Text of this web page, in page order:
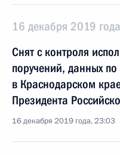
16 декабря 2019
Снят с контроля
поручений, данных
в Краснодарском
Президента
16 декабря 2019 года, 23:03